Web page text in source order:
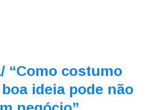
“Como costumo
ideia pode não